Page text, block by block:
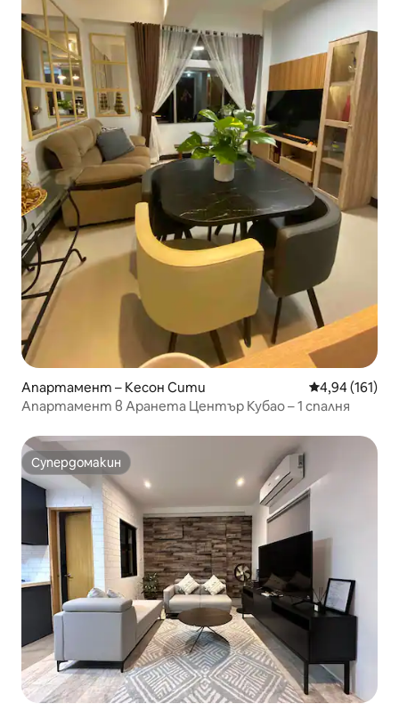
Апартамент – Кесон Сити Средна
4,94 (161)
Апартамент в Аранета Център Кубао – 1 спалня
Супердомакин
Супердомакин